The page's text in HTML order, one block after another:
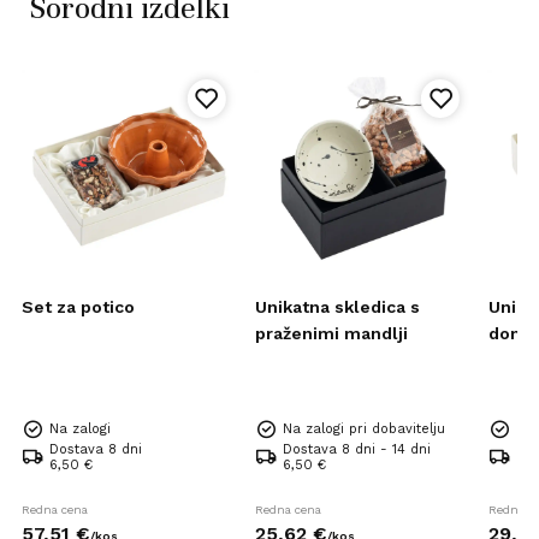
Set za potico
Na zalogi
Dostava 8 dni
6,50 €
Redna cena
57,51 €/kos
Unikatna skledica s
praženimi mandlji
Na zalogi pri dobavitelju
Dostava 8 dni - 14 dni
6,50 €
Redna cena
25,62 €/kos
Redna
29,